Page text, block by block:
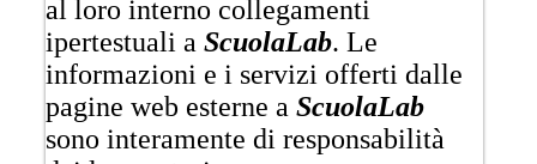
al loro interno collegamenti
ipertestuali a ScuolaLab. Le
informazioni e i servizi offerti dalle
pagine web esterne a ScuolaLab
sono interamente di responsabilità